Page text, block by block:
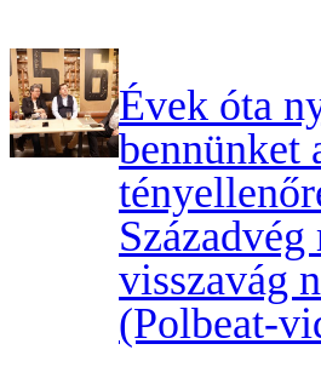
Évek óta
bennünket
Századvég
visszavág
(Polbeat-